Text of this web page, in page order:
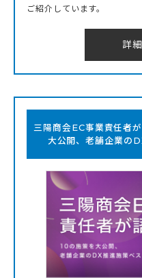
ご紹介しています。
詳
三陽商会EC事業責任者
大公開、老舗企業の